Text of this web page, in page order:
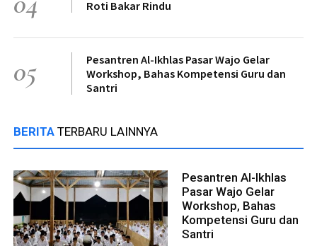
Roti Bakar Rindu
05
Pesantren Al-Ikhlas Pasar Wajo Gelar
Workshop, Bahas Kompetensi Guru dan
Santri
BERITA TERBARU LAINNYA
Pesantren Al-Ikhlas
Pasar Wajo Gelar
Workshop, Bahas
Kompetensi Guru dan
Santri